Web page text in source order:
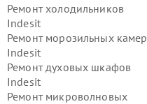
Ремонт холодильников
Indesit
Ремонт морозильных камер
Indesit
Ремонт духовых шкафов
Indesit
Ремонт микроволновых